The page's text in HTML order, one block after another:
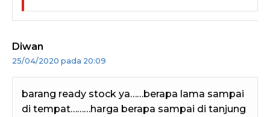
Diwan
25/04/2020 pada 20:09
barang ready stock ya……berapa lama sampai
di tempat………harga berapa sampai di tanjung